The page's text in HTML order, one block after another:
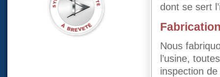
dont se sert
Nous
l’usine,
inspection